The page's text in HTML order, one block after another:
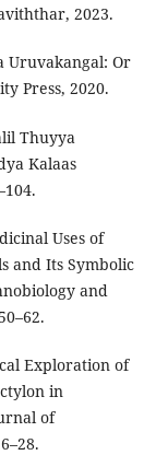
2023.
Uruvakangal: Or
Press, 2020.
Thuyya
Kalaas
Uses of
and Its Symbolic
and
Exploration of
in
of